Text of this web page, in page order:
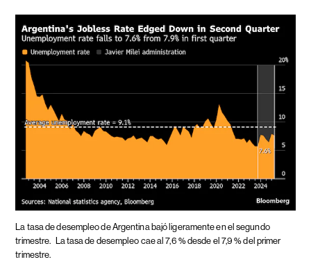
La tasa de desempleo de Argentina bajó ligeramente en el segundo
trimestre.
La tasa de desempleo cae al 7,6 % desde el 7,9 % del primer
trimestre.